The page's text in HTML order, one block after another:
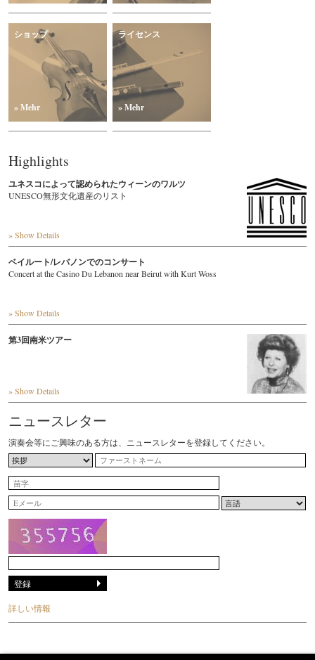
ショップ
» Mehr
ライセンス
» Mehr
Highlights
ユネスコによって認められたウィーンのワルツ
UNESCO無形文化遺産のリスト
» Show Details
ベイルート/レバノンでのコンサート
Concert at the Casino Du Lebanon near Beirut with Kurt Woss
» Show Details
第3回南米ツアー
» Show Details
ニュースレター
演奏会等にご興味のある方は、ニュースレターを登録してください。
詳しい情報